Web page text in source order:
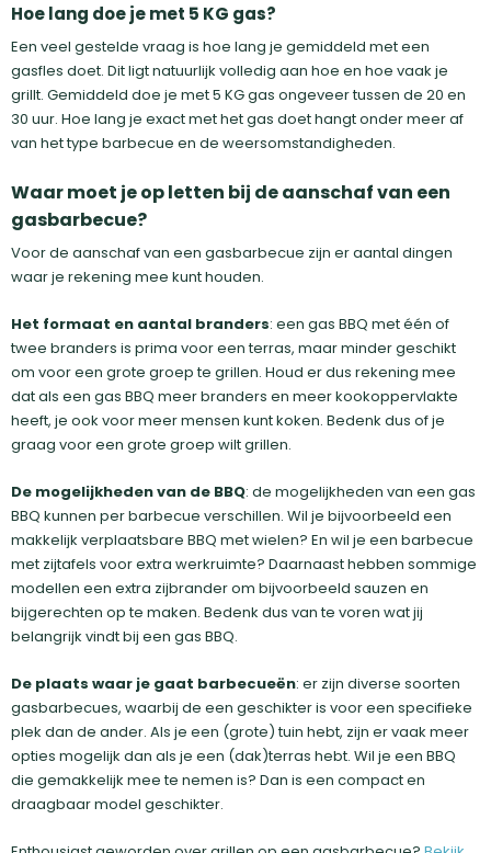
Hoe lang doe je met 5 KG gas?
Een veel gestelde vraag is hoe lang je gemiddeld met een
gasfles doet. Dit ligt natuurlijk volledig aan hoe en hoe vaak je
grillt. Gemiddeld doe je met 5 KG gas ongeveer tussen de 20 en
30 uur. Hoe lang je exact met het gas doet hangt onder meer af
van het type barbecue en de weersomstandigheden.
Waar moet je op letten bij de aanschaf van een
gasbarbecue?
Voor de aanschaf van een gasbarbecue zijn er aantal dingen
waar je rekening mee kunt houden.
Het formaat en aantal branders: een gas BBQ met één of
twee branders is prima voor een terras, maar minder geschikt
om voor een grote groep te grillen. Houd er dus rekening mee
dat als een gas BBQ meer branders en meer kookoppervlakte
heeft, je ook voor meer mensen kunt koken. Bedenk dus of je
graag voor een grote groep wilt grillen.
De mogelijkheden van de BBQ: de mogelijkheden van een gas
BBQ kunnen per barbecue verschillen. Wil je bijvoorbeeld een
makkelijk verplaatsbare BBQ met wielen? En wil je een barbecue
met zijtafels voor extra werkruimte? Daarnaast hebben sommige
modellen een extra zijbrander om bijvoorbeeld sauzen en
bijgerechten op te maken. Bedenk dus van te voren wat jij
belangrijk vindt bij een gas BBQ.
De plaats waar je gaat barbecueën: er zijn diverse soorten
gasbarbecues, waarbij de een geschikter is voor een specifieke
plek dan de ander. Als je een (grote) tuin hebt, zijn er vaak meer
opties mogelijk dan als je een (dak)terras hebt. Wil je een BBQ
die gemakkelijk mee te nemen is? Dan is een compact en
draagbaar model geschikter.